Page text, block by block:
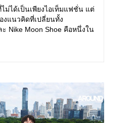
ม่ได้เป็นเพียงไอเท็มแฟชั่น แต่
งแนวคิดที่เปลี่ยนทั้ง
Nike Moon Shoe คือหนึ่งใน
งกลับมาอีกครั้ง พร้อมพาเรื่อง